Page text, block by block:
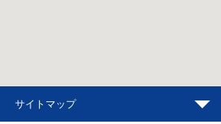
サイトマップ